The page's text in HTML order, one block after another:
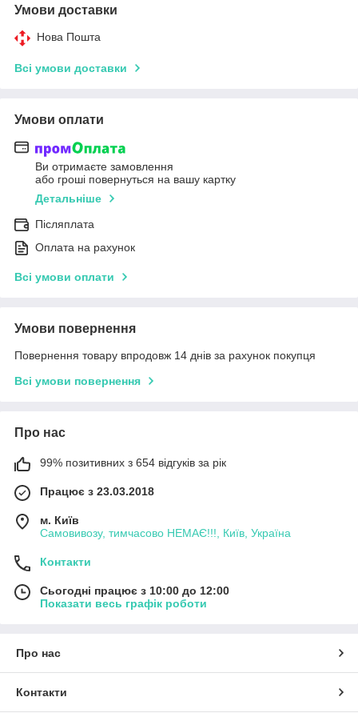
Умови доставки
Нова Пошта
Всі умови доставки
Умови оплати
Ви отримаєте замовлення
або гроші повернуться на вашу картку
Детальніше
Післяплата
Оплата на рахунок
Всі умови оплати
Умови повернення
Повернення товару впродовж 14 днів за рахунок покупця
Всі умови повернення
Про нас
99% позитивних з 654 відгуків за рік
Працює з 23.03.2018
м. Київ
Самовивозу, тимчасово НЕМАЄ!!!, Київ, Україна
Контакти
Сьогодні працює з 10:00 до 12:00
Показати весь графік роботи
Про нас
Контакти